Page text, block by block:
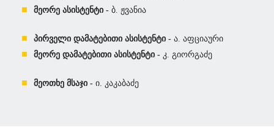
მეორე ასისტენტი - ბ. ჟვანია
პირველი დამატებითი ასისტენტი - ა. აფციაური
მეორე დამატებითი ასისტენტი - კ. გიორგაძე
მეოთხე მსაჯი - ი. კაკაბაძე